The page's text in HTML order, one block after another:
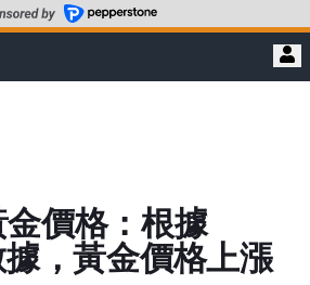
價格：根據
，黃金價格上漲